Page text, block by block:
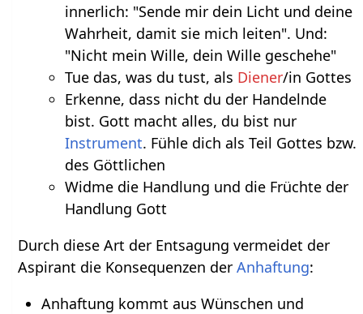
innerlich: "Sende mir dein Licht und deine
Wahrheit, damit sie mich leiten". Und:
"Nicht mein Wille, dein Wille geschehe"
Tue das, was du tust, als Diener/in Gottes
Erkenne, dass nicht du der Handelnde
bist. Gott macht alles, du bist nur
Instrument. Fühle dich als Teil Gottes bzw.
des Göttlichen
Widme die Handlung und die Früchte der
Handlung Gott
Durch diese Art der Entsagung vermeidet der
Aspirant die Konsequenzen derAnhaftung:
Anhaftung kommt aus Wünschen und